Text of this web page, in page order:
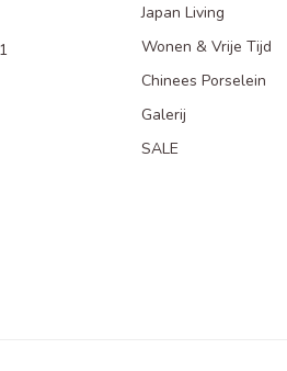
Japan Living
Wonen & Vrije Tijd
Chinees Porselein
Galerij
SALE